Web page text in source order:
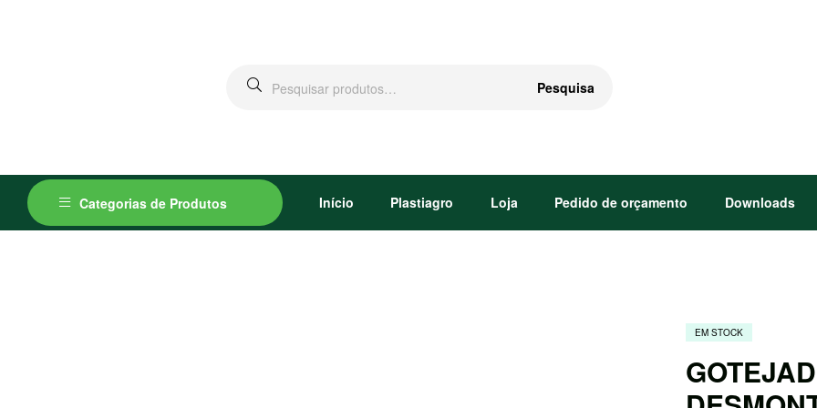
Pesquisar
Pesquisa
Categorias de Produtos Início Plastiagro Loja Pedido de orçamento Downloads
EM STOCK